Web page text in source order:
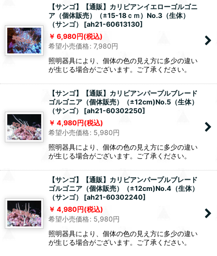
【サンゴ】【通販】カリビアンイエローゴルゴニ
ア（個体販売）（±15-18ｃｍ）No.3（生体）
（サンゴ）
[ah21-60613130]
6,980円(税込)
希望小売価格: 7,980円
照明器具により、個体の色の見え方に多少の違い
が生じる場合がございます。ご了承ください。
【サンゴ】【通販】カリビアンパープルブレード
ゴルゴニア（個体販売）（±12cm)No.5（生体）
（サンゴ）
[ah21-60302250]
4,980円(税込)
希望小売価格: 5,980円
照明器具により、個体の色の見え方に多少の違い
が生じる場合がございます。ご了承ください。
【サンゴ】【通販】カリビアンパープルブレード
ゴルゴニア（個体販売）（±12cm)No.4（生体）
（サンゴ）
[ah21-60302240]
4,980円(税込)
希望小売価格: 5,980円
照明器具により、個体の色の見え方に多少の違い
が生じる場合がございます。ご了承ください。